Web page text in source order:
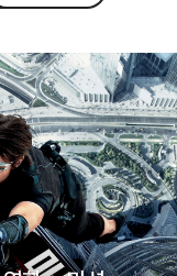
라인 트위터